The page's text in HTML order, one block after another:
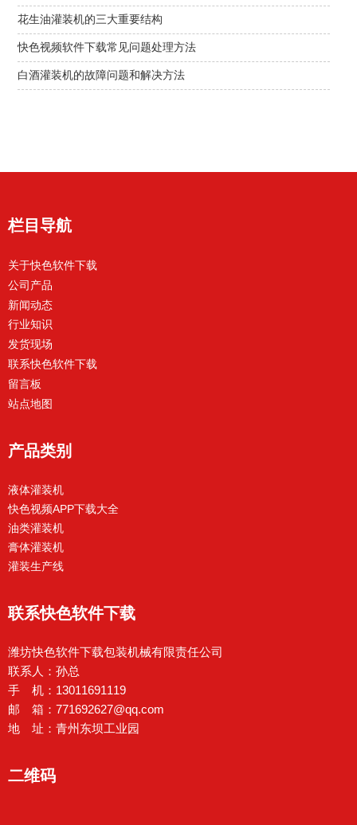
花生油灌装机的三大重要结构
快色视频软件下载常见问题处理方法
白酒灌装机的故障问题和解决方法
栏目导航
关于快色软件下载
公司产品
新闻动态
行业知识
发货现场
联系快色软件下载
留言板
站点地图
产品类别
液体灌装机
快色视频APP下载大全
油类灌装机
膏体灌装机
灌装生产线
联系快色软件下载
潍坊快色软件下载包装机械有限责任公司
联系人：孙总
手 机：13011691119
邮 箱：771692627@qq.com
地 址：青州东坝工业园
二维码